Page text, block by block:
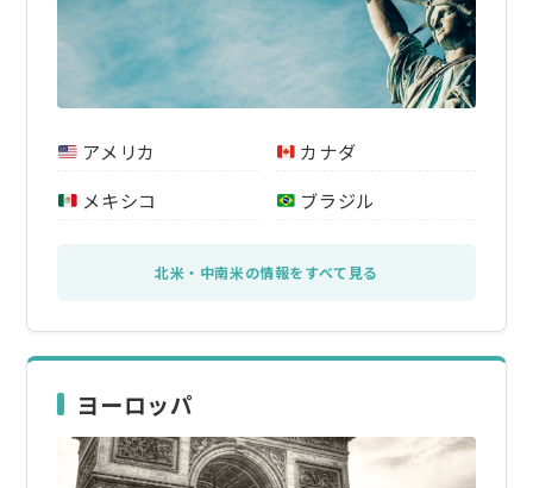
アメリカ
カナダ
メキシコ
ブラジル
北米・中南米の情報をすべて見る
ヨーロッパ